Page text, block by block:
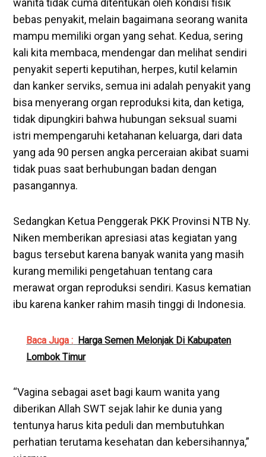
wanita tidak cuma ditentukan oleh kondisi fisik
bebas penyakit, melain bagaimana seorang wanita
mampu memiliki organ yang sehat. Kedua, sering
kali kita membaca, mendengar dan melihat sendiri
penyakit seperti keputihan, herpes, kutil kelamin
dan kanker serviks, semua ini adalah penyakit yang
bisa menyerang organ reproduksi kita, dan ketiga,
tidak dipungkiri bahwa hubungan seksual suami
istri mempengaruhi ketahanan keluarga, dari data
yang ada 90 persen angka perceraian akibat suami
tidak puas saat berhubungan badan dengan
pasangannya.
Sedangkan Ketua Penggerak PKK Provinsi NTB Ny.
Niken memberikan apresiasi atas kegiatan yang
bagus tersebut karena banyak wanita yang masih
kurang memiliki pengetahuan tentang cara
merawat organ reproduksi sendiri. Kasus kematian
ibu karena kanker rahim masih tinggi di Indonesia.
Baca Juga : Harga Semen Melonjak Di Kabupaten
Lombok Timur
“Vagina sebagai aset bagi kaum wanita yang
diberikan Allah SWT sejak lahir ke dunia yang
tentunya harus kita peduli dan membutuhkan
perhatian terutama kesehatan dan kebersihannya,”